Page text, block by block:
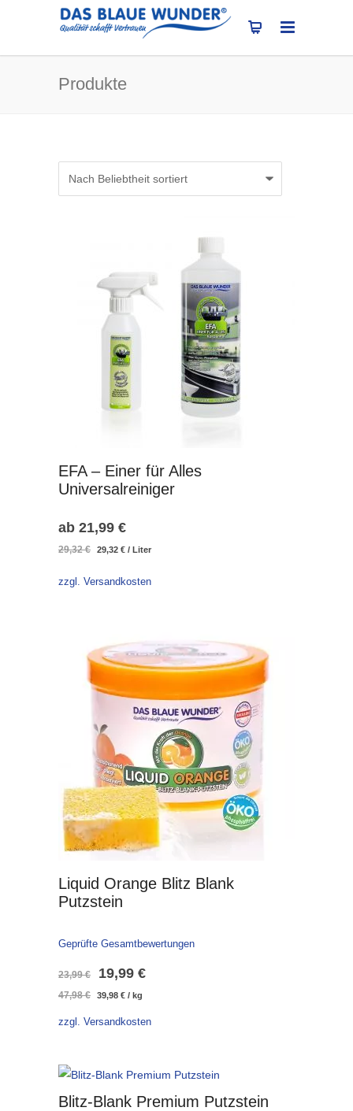
Produkte
EFA – Einer für Alles
Universalreiniger
ab 21,99 €
29,32€
Ursprünglicher
war:
29,32 €Aktueller
ist:
/ Liter
zzgl. Versandkosten
Liquid Orange Blitz Blank
Putzstein
Geprüfte Gesamtbewertungen
23,99€
Ursprünglicher
Preis
war:
19,99 €Aktueller
ist:
47,98€ 39,98 € / kg
zzgl. Versandkosten
Blitz-Blank Premium Putzstein